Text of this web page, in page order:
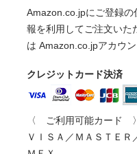
Amazon.co.jpにご登録
報を利用してご注文いた
は Amazon.co.jpアカウン
クレジットカード決済
〈 ご利用可能カード 〉
ＶＩＳＡ／ＭＡＳＴＥＲ